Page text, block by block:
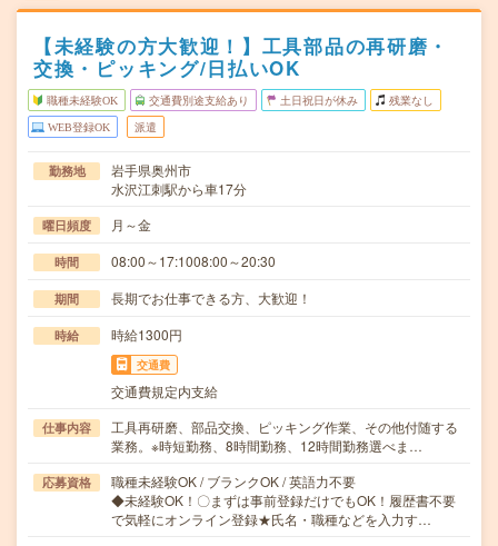
【未経験の方大歓迎！】工具部品の再研磨・
交換・ピッキング/日払いOK
職種未経験OK 交通費別途支給あり 土日祝日が休み 残業なし
WEB登録OK 派遣
勤務地
岩手県奥州市
水沢江刺駅から車17分
曜日頻度 月～金
時間 08:00～17:1008:00～20:30
期間 長期でお仕事できる方、大歓迎！
時給 時給1300円
交通費
交通費規定内支給
仕事内容
工具再研磨、部品交換、ピッキング作業、その他付随する
業務。※時短勤務、8時間勤務、12時間勤務選べま…
応募資格
職種未経験OK / ブランクOK / 英語力不要
◆未経験OK！〇まずは事前登録だけでもOK！履歴書不要
で気軽にオンライン登録★氏名・職種などを入力す…